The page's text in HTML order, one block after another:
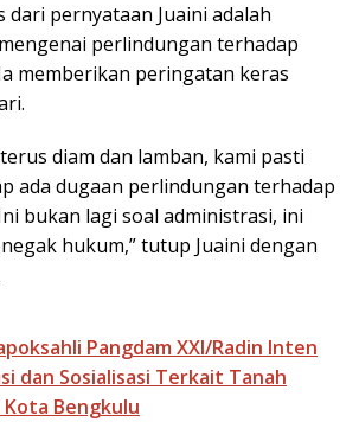
dari pernyataan Juaini adalah
perlindungan terhadap
memberikan peringatan keras
diam dan lamban, kami pasti
ada dugaan perlindungan terhadap
bukan lagi soal administrasi, ini
hukum,” tutup Juaini dengan
Pangdam XXI/Radin Inten
dan Sosialisasi Terkait Tanah
Kota Bengkulu